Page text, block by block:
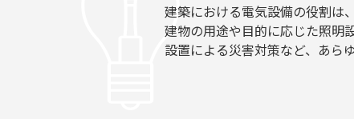
建築における電気設備の役割は
建物の用途や目的に応じた照明
設置による災害対策など、あら